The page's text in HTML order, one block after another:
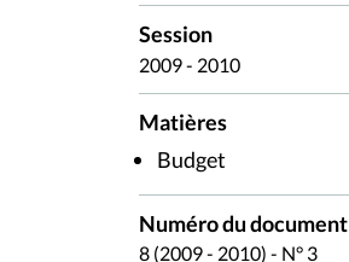
Session
2009 - 2010
Matières
Budget
Numéro du document
8 (2009 - 2010) - N° 3